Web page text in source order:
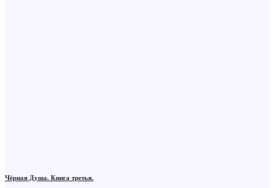
Чёрная Душа. Книга третья.